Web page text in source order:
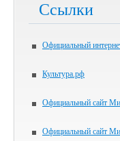
Ссылки
Официальный
Культура.рф
Официальный сайт
Официальный сайт